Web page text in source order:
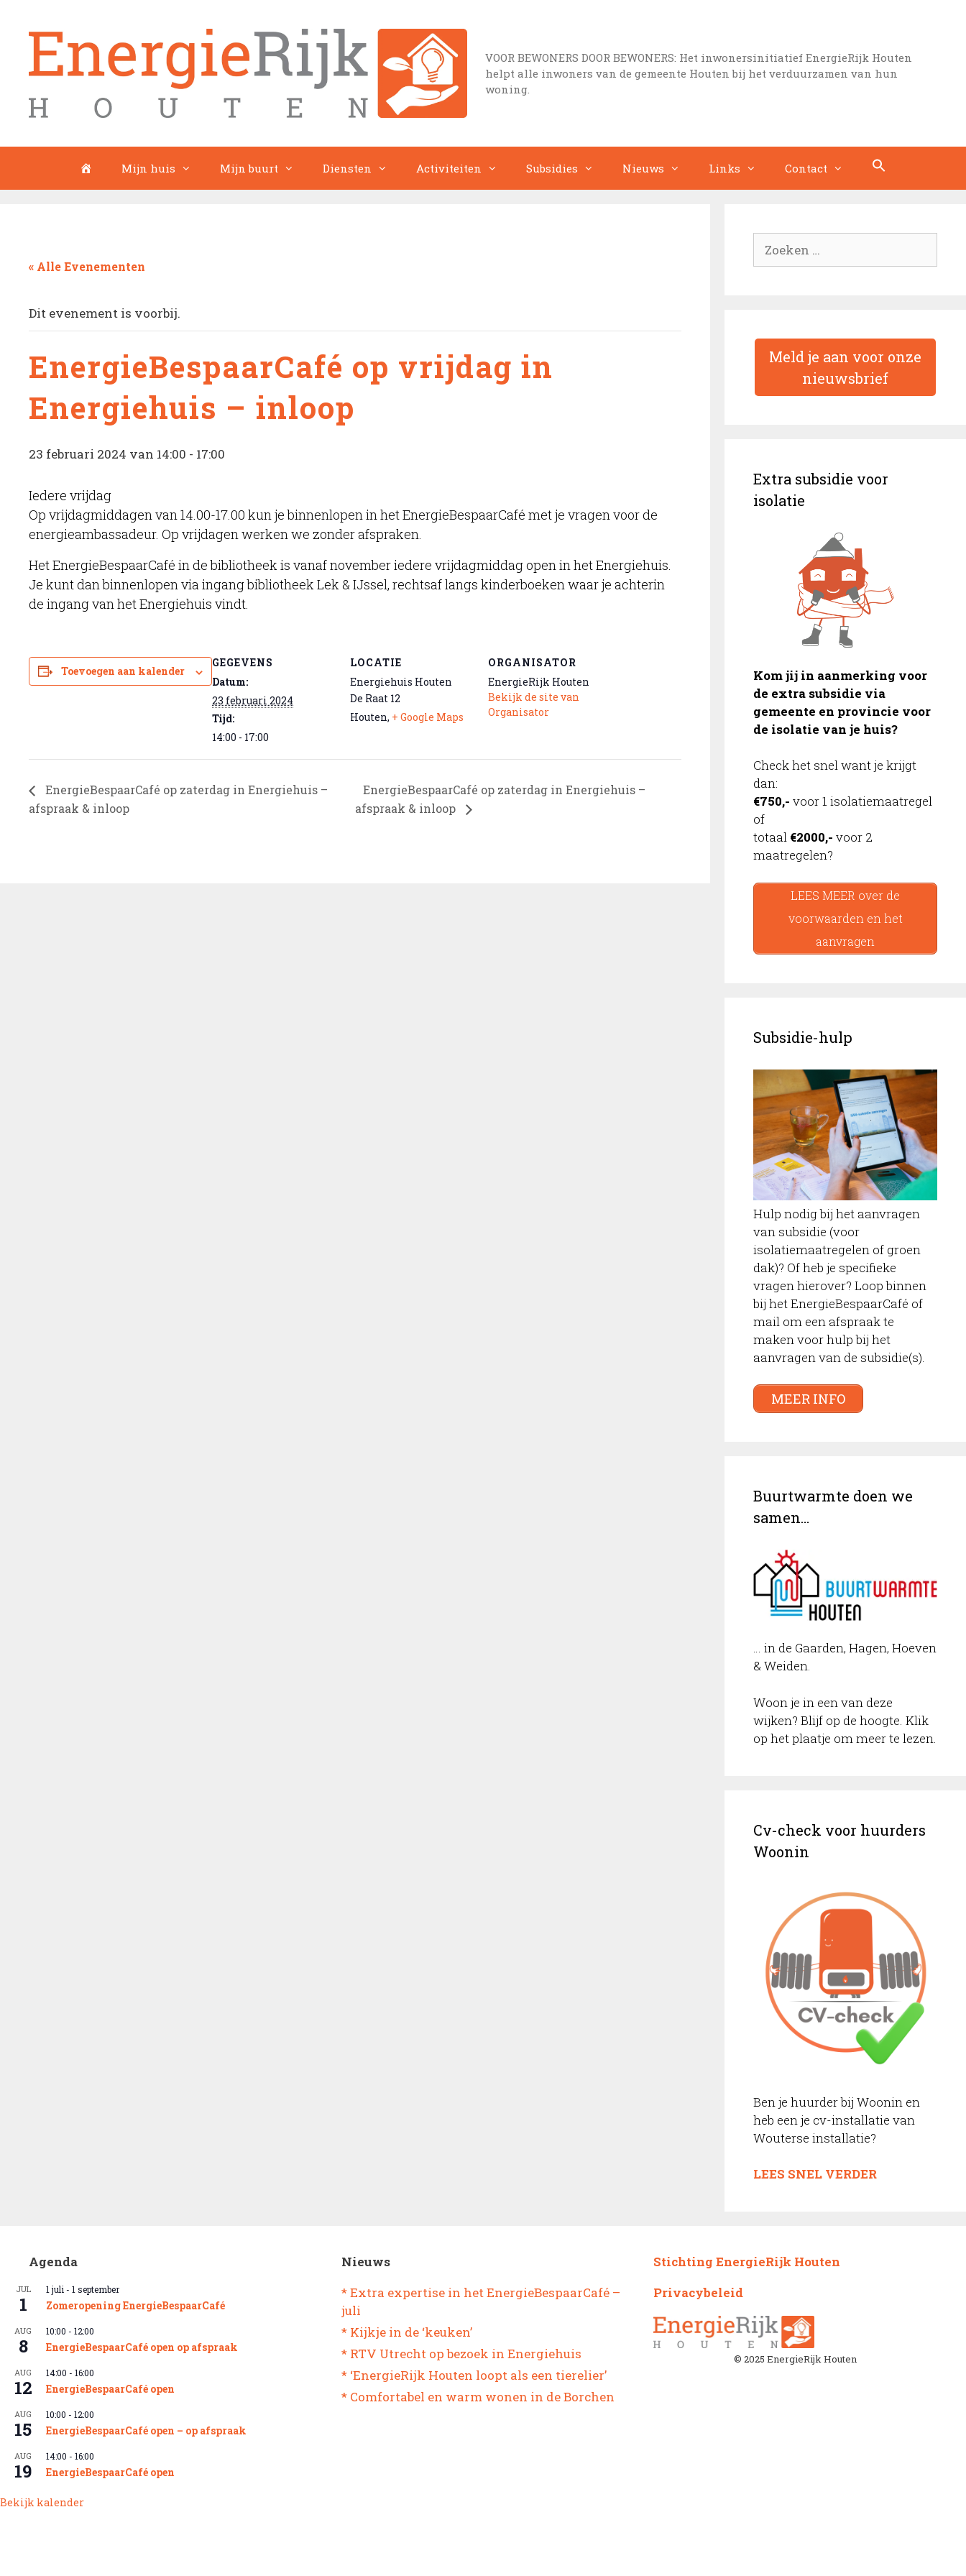
VOOR BEWONERS DOOR BEWONERS: Het inwonersinitiatief EnergieRijk Houten
helpt alle inwoners van de gemeente Houten bij het verduurzamen van hun
woning.
HomeMijn huis Mijn buurt Diensten Activiteiten Subsidies Nieuws Links Contact
« Alle Evenementen
Dit evenement is voorbij.
EnergieBespaarCafé op vrijdag in
Energiehuis – inloop
23 februari 2024 van 14:00 - 17:00
Iedere vrijdag
Op vrijdagmiddagen van 14.00-17.00 kun je binnenlopen in het EnergieBespaarCafé met je vragen voor de
energieambassadeur. Op vrijdagen werken we zonder afspraken.
Het EnergieBespaarCafé in de bibliotheek is vanaf november iedere vrijdagmiddag open in het Energiehuis.
Je kunt dan binnenlopen via ingang bibliotheek Lek & IJssel, rechtsaf langs kinderboeken waar je achterin
de ingang van het Energiehuis vindt.
Toevoegen aan kalender
GEGEVENS
Datum:
23 februari 2024
Tijd:
14:00 - 17:00
LOCATIE
Energiehuis Houten
De Raat 12
Houten, + Google Maps
ORGANISATOR
EnergieRijk Houten
Bekijk de site van
Organisator
EnergieBespaarCafé op zaterdag in Energiehuis –
afspraak & inloop
EnergieBespaarCafé op zaterdag in Energiehuis –
afspraak & inloop
naar:
Meld je aan voor onze
nieuwsbrief
Extra subsidie voor
isolatie
Kom jij in aanmerking voor
de extra subsidie via
gemeente en provincie voor
de isolatie van je huis?
Check het snel want je krijgt
dan:
€750,- voor 1 isolatiemaatregel
of
totaal €2000,- voor 2
maatregelen?
LEES MEER over de
voorwaarden en het
aanvragen
Subsidie-hulp
Hulp nodig bij het aanvragen
van subsidie (voor
isolatiemaatregelen of groen
dak)? Of heb je specifieke
vragen hierover? Loop binnen
bij het EnergieBespaarCafé of
mail om een afspraak te
maken voor hulp bij het
aanvragen van de subsidie(s).
MEER INFO
Buurtwarmte doen we
samen…
… in de Gaarden, Hagen, Hoeven
& Weiden.
Woon je in een van deze
wijken? Blijf op de hoogte. Klik
op het plaatje om meer te lezen.
Cv-check voor huurders
Woonin
Ben je huurder bij Woonin en
heb een je cv-installatie van
Wouterse installatie?
LEES SNEL VERDER
Agenda
JUL
1
1 juli - 1 september
Zomeropening EnergieBespaarCafé
AUG
8
10:00 - 12:00
EnergieBespaarCafé open op afspraak
AUG
12
14:00 - 16:00
EnergieBespaarCafé open
AUG
15
10:00 - 12:00
EnergieBespaarCafé open – op afspraak
AUG
19
14:00 - 16:00
EnergieBespaarCafé open
Bekijk kalender
Nieuws
* Extra expertise in het EnergieBespaarCafé –
juli
* Kijkje in de ‘keuken’
* RTV Utrecht op bezoek in Energiehuis
* ‘EnergieRijk Houten loopt als een tierelier’
* Comfortabel en warm wonen in de Borchen
Stichting EnergieRijk Houten
Privacybeleid
© 2025 EnergieRijk Houten